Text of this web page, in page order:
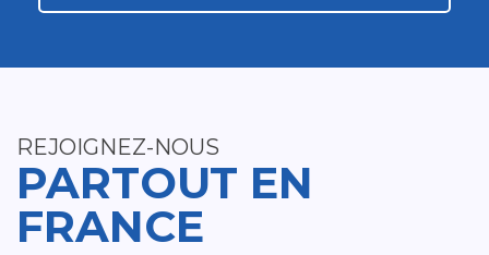
REJOIGNEZ-NOUS
PARTOUT EN
FRANCE